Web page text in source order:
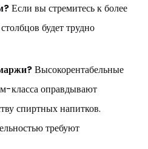
Если вы стремитесь к более
будет трудно
Высокорентабельные
класса оправдывают
спиртных напитков.
требуют